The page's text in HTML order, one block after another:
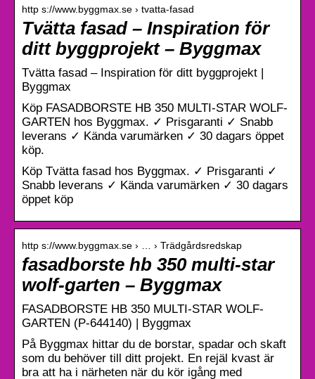
http s://www.byggmax.se › tvatta-fasad
Tvätta fasad – Inspiration för
ditt byggprojekt – Byggmax
Tvätta fasad – Inspiration för ditt byggprojekt |
Byggmax
Köp FASADBORSTE HB 350 MULTI-STAR WOLF-
GARTEN hos Byggmax. ✓ Prisgaranti ✓ Snabb
leverans ✓ Kända varumärken ✓ 30 dagars öppet
köp.
Köp Tvätta fasad hos Byggmax. ✓ Prisgaranti ✓
Snabb leverans ✓ Kända varumärken ✓ 30 dagars
öppet köp
http s://www.byggmax.se › … › Trädgårdsredskap
fasadborste hb 350 multi-star
wolf-garten – Byggmax
FASADBORSTE HB 350 MULTI-STAR WOLF-
GARTEN (P-644140) | Byggmax
På Byggmax hittar du de borstar, spadar och skaft
som du behöver till ditt projekt. En rejäl kvast är
bra att ha i närheten när du kör igång med